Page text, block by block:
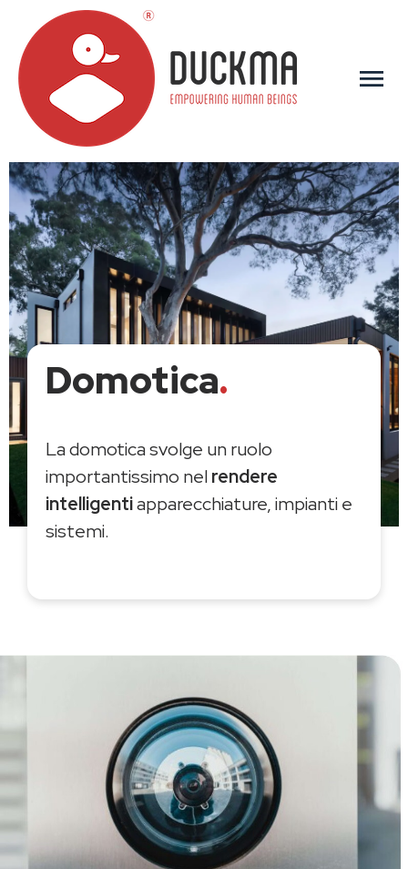
menu
Domotica.
La domotica svolge un ruolo
importantissimo nelrendere
intelligentiapparecchiature, impianti e
sistemi.